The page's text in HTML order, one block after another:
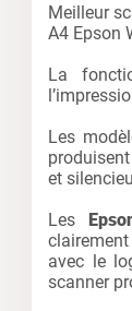
Meilleur
A4 Epson
La
Les
et
Les
avec le
scanner